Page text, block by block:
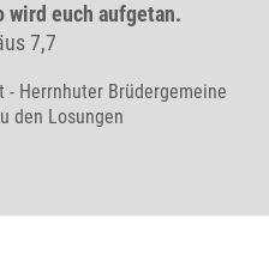
euch aufgetan.
7,7
Herrnhuter Brüdergemeine
den Losungen